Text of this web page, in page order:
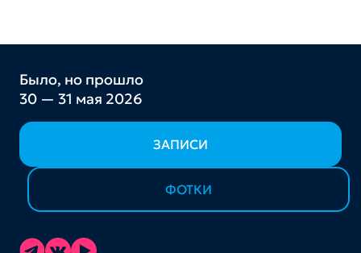
Было, но прошло
30 — 31 мая 2026
ЗАПИСИ
ФОТКИ